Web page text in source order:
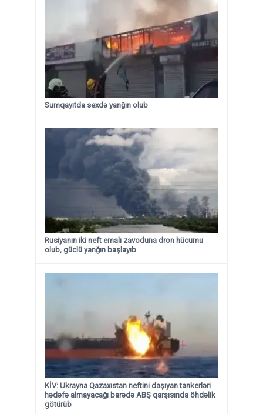
Sumqayıtda sexdə yanğın olub
Rusiyanın iki neft emalı zavoduna dron hücumu
olub, güclü yanğın başlayıb
KİV: Ukrayna Qazaxıstan neftini daşıyan tankerləri
hədəfə almayacağı barədə ABŞ qarşısında öhdəlik
götürüb